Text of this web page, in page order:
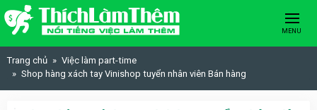
Skip to content
MENU
Trang chủ
Việc làm part-time
Shop hàng xách tay Vinishop tuyển nhân viên Bán hàng